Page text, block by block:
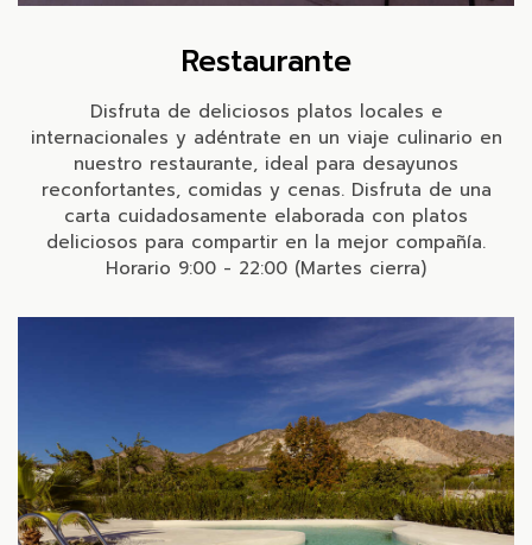
Restaurante
Disfruta de deliciosos platos locales e
internacionales y adéntrate en un viaje culinario en
nuestro restaurante, ideal para desayunos
reconfortantes, comidas y cenas. Disfruta de una
carta cuidadosamente elaborada con platos
deliciosos para compartir en la mejor compañía.
Horario 9:00 - 22:00 (Martes cierra)